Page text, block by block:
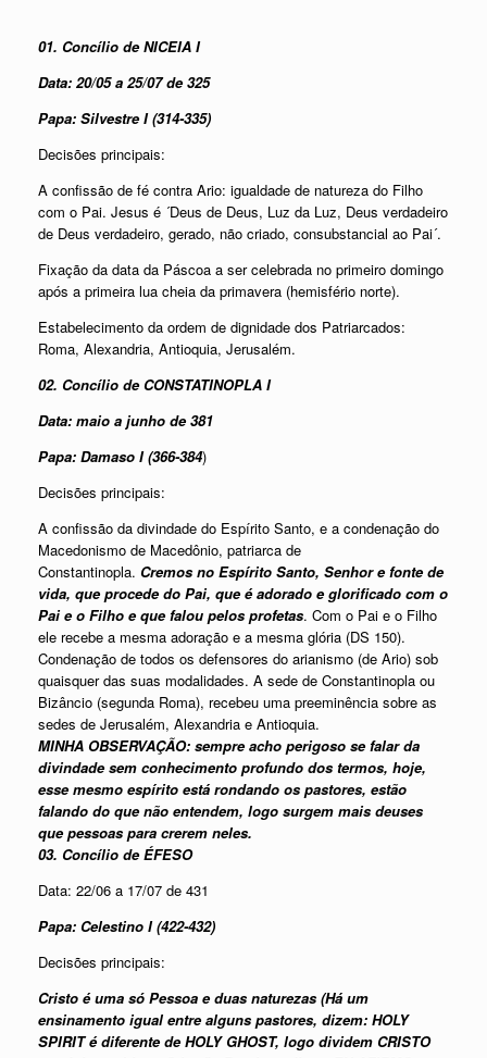
01. Concílio de NICEIA I
Data: 20/05 a 25/07 de 325
Papa: Silvestre I (314-335)
Decisões principais:
A confissão de fé contra Ario: igualdade de natureza do Filho
com o Pai. Jesus é ´Deus de Deus, Luz da Luz, Deus verdadeiro
de Deus verdadeiro, gerado, não criado, consubstancial ao Pai´.
Fixação da data da Páscoa a ser celebrada no primeiro domingo
após a primeira lua cheia da primavera (hemisfério norte).
Estabelecimento da ordem de dignidade dos Patriarcados:
Roma, Alexandria, Antioquia, Jerusalém.
02. Concílio de CONSTATINOPLA I
Data: maio a junho de 381
Papa: Damaso I (366-384)
Decisões principais:
A confissão da divindade do Espírito Santo, e a condenação do
Macedonismo de Macedônio, patriarca de
Constantinopla. Cremos no Espírito Santo, Senhor e fonte de
vida, que procede do Pai, que é adorado e glorificado com o
Pai e o Filho e que falou pelos profetas. Com o Pai e o Filho
ele recebe a mesma adoração e a mesma glória (DS 150).
Condenação de todos os defensores do arianismo (de Ario) sob
quaisquer das suas modalidades. A sede de Constantinopla ou
Bizâncio (segunda Roma), recebeu uma preeminência sobre as
sedes de Jerusalém, Alexandria e Antioquia.
MINHA OBSERVAÇÃO: sempre acho perigoso se falar da
divindade sem conhecimento profundo dos termos, hoje,
esse mesmo espírito está rondando os pastores, estão
falando do que não entendem, logo surgem mais deuses
que pessoas para crerem neles.
03. Concílio de ÉFESO
Data: 22/06 a 17/07 de 431
Papa: Celestino I (422-432)
Decisões principais:
Cristo é uma só Pessoa e duas naturezas (Há um
ensinamento igual entre alguns pastores, dizem: HOLY
SPIRIT é diferente de HOLY GHOST, logo dividem CRISTO